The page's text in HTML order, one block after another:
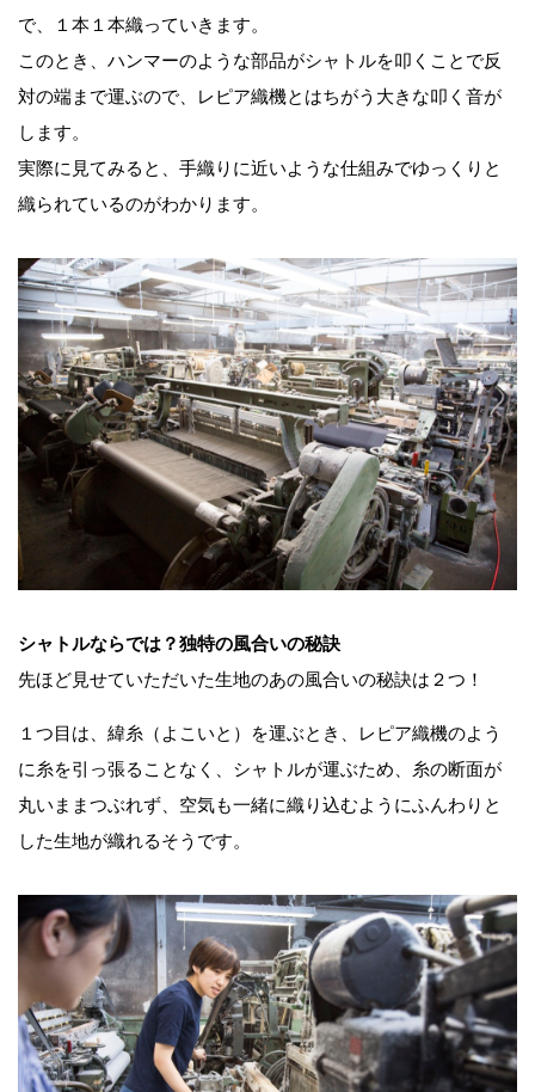
で、１本１本織っていきます。
このとき、ハンマーのような部品がシャトルを叩くことで反
対の端まで運ぶので、レピア織機とはちがう大きな叩く音が
します。
実際に見てみると、手織りに近いような仕組みでゆっくりと
織られているのがわかります。
シャトルならでは？独特の風合いの秘訣
先ほど見せていただいた生地のあの風合いの秘訣は２つ！
１つ目は、緯糸（よこいと）を運ぶとき、レピア織機のよう
に糸を引っ張ることなく、シャトルが運ぶため、糸の断面が
丸いままつぶれず、空気も一緒に織り込むようにふんわりと
した生地が織れるそうです。